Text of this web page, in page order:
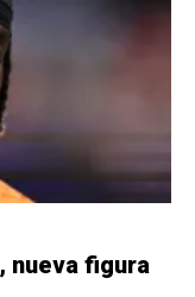
nueva figura